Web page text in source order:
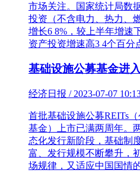
市场关注。国家统计局数
投资（不含电力、热力、
增长6 8%，较上半年增速
资产投资增速高3 4个百分
基础设施公募基金进
经济日报 / 2023-07-07
首批基础设施公募REITs
基金）上市已满两周年。
态化发行新阶段，基础制
富、发行规模不断攀升，
场规律，又适应中国国情